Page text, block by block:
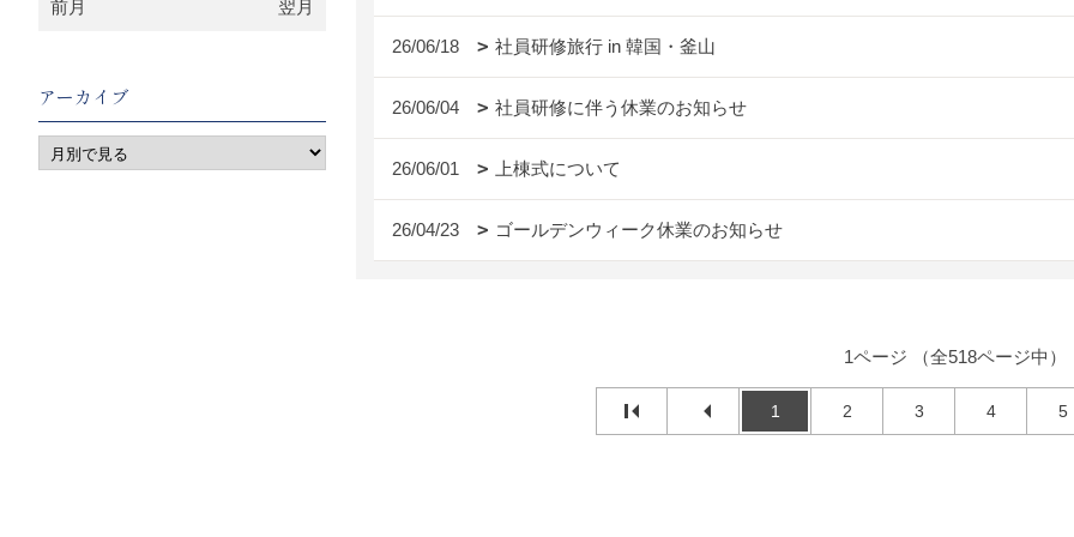
26/06/18 社員研修旅行 in 韓国・釜山
26/06/04 社員研修に伴う休業のお知らせ
26/06/01 上棟式について
26/04/23 ゴールデンウィーク休業のお知らせ
1ページ （全518ページ中）
1 2 3 4 5
前月 翌月
アーカイブ